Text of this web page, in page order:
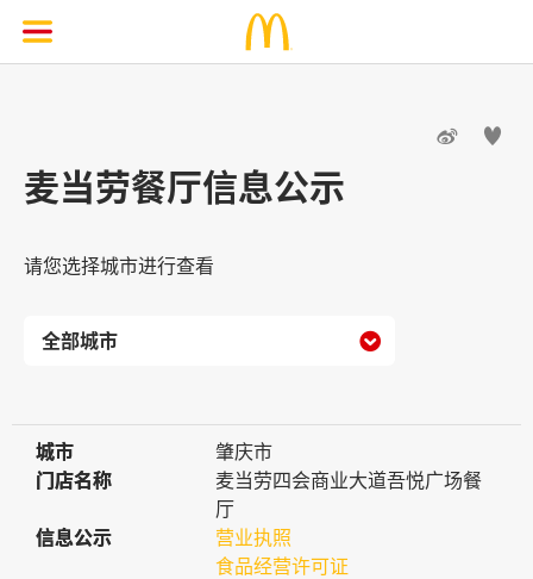
 
麦当劳餐厅信息公示
请您选择城市进行查看

城市
城市
肇庆市
门店名称
门店名称
麦当劳四会商业大道吾悦广场餐
厅
信息公示
信息公示
营业执照
食品经营许可证